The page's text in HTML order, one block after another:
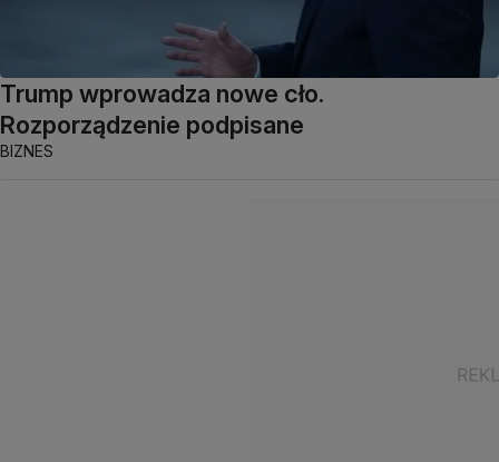
Trump wprowadza nowe cło.
Rozporządzenie podpisane
BIZNES